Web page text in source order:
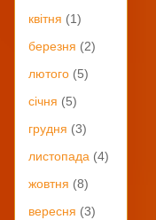
квітня (1)
березня (2)
лютого (5)
січня (5)
грудня (3)
листопада (4)
жовтня (8)
вересня (3)